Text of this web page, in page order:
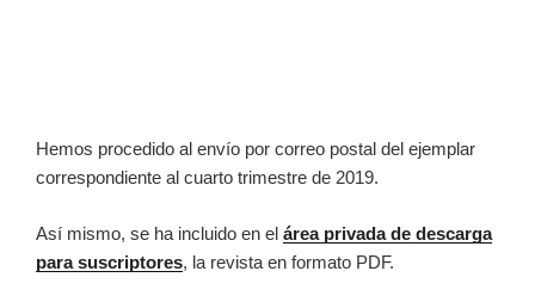
Hemos procedido al envío por correo postal del ejemplar
correspondiente al cuarto trimestre de 2019.
Así mismo, se ha incluido en el área privada de descarga
para suscriptores, la revista en formato PDF.